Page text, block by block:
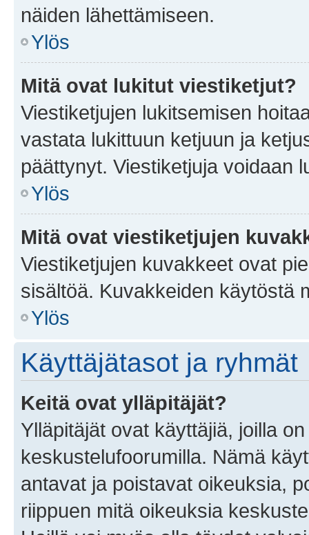
näiden lähettämiseen.
Ylös
Mitä ovat lukitut viestiketjut?
Viestiketjujen lukitsemisen
vastata lukittuun ketjuun ja
päättynyt. Viestiketjuja voidaan
Ylös
Mitä ovat viestiketjujen
Viestiketjujen kuvakkeet ovat
sisältöä. Kuvakkeiden käytöstä
Ylös
Käyttäjätasot ja ryhmät
Keitä ovat ylläpitäjät?
Ylläpitäjät ovat käyttäjiä, joilla
keskustelufoorumilla. Nämä
antavat ja poistavat oikeuksia,
riippuen mitä oikeuksia